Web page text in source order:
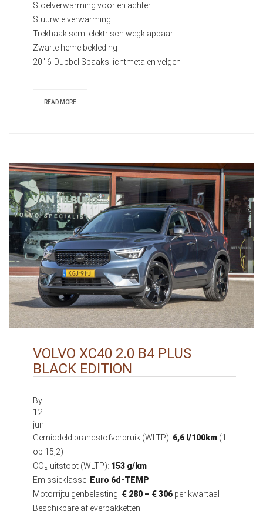
Stoelverwarming voor en achter
Stuurwielverwarming
Trekhaak semi elektrisch wegklapbaar
Zwarte hemelbekleding
20" 6-Dubbel Spaaks lichtmetalen velgen
READ MORE
VOLVO XC40 2.0 B4 PLUS
BLACK EDITION
By::
12
jun
Gemiddeld brandstofverbruik (WLTP): 6,6 l/100km (1
op 15,2)
CO₂-uitstoot (WLTP): 153 g/km
Emissieklasse: Euro 6d-TEMP
Motorrijtuigenbelasting: € 280 – € 306 per kwartaal
Beschikbare afleverpakketten: